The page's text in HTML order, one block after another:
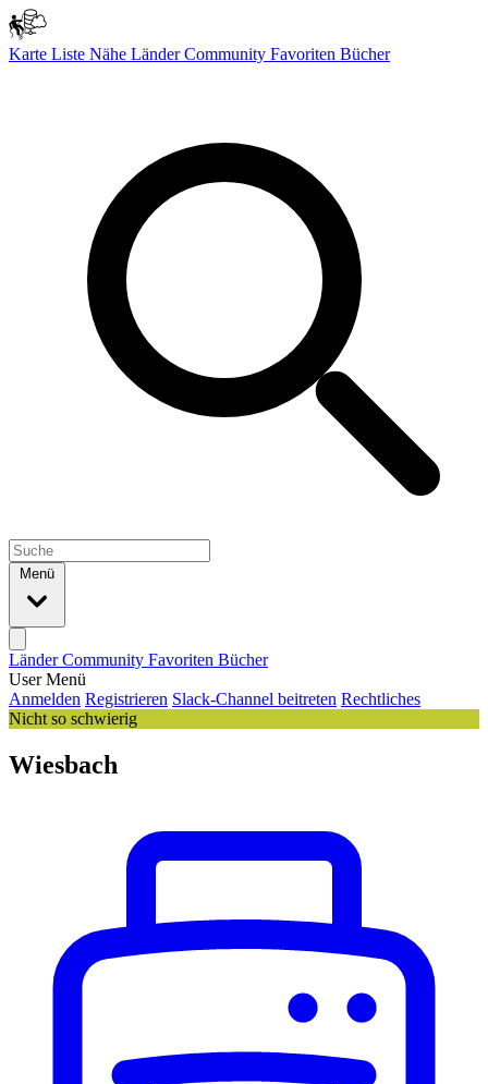
Karte Liste Nähe LänderCommunity Favoriten Bücher
Menü
LänderCommunity Favoriten Bücher
User Menü
Anmelden Registrieren Slack-Channel beitreten Rechtliches
Nicht so schwierig
Wiesbach